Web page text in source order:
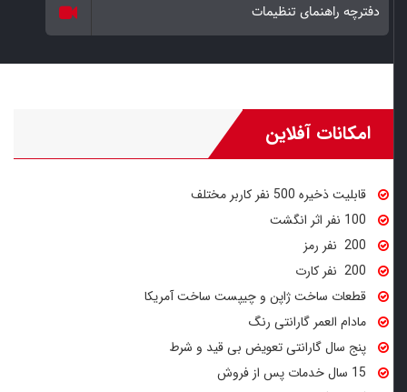
دفترچه راهنمای تنظیمات
امکانات آفلاین
قابلیت ذخیره 500 نفر کاربر مختلف
100 نفر اثر انگشت
200 نفر رمز
200 نفر کارت
قطعات ساخت ژاپن و چیپست ساخت آمریکا
مادام‌ العمر گارانتی رنگ
پنج سال گارانتی تعویض بی قید و شرط
15 سال خدمات پس از فروش